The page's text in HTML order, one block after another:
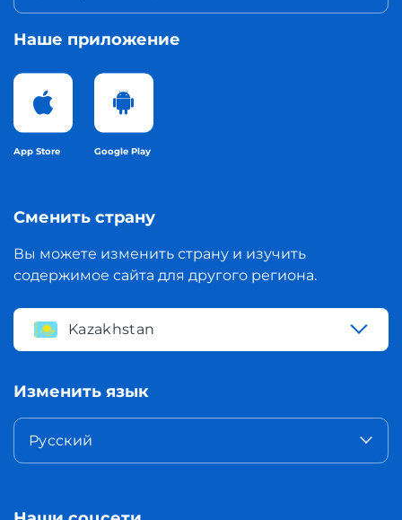
Наше приложение
App Store Google Play
Сменить страну
Вы можете изменить страну и изучить
содержимое сайта для другого региона.
Kazakhstan
Изменить язык
Русский